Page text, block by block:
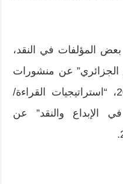
المؤلفات في النقد،
الجزائري” عن منشورات
اتحاد الكتاب الجزائريين 2005، “استراتيجيات القراءة/
في الإبداع والنقد” عن